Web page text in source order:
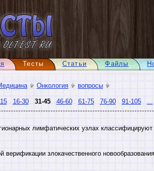
Файлы
Статьи
Тесты
Онкология вопросы
16-30 31-45 46-60 61-75 76-90 91-105
лимфатических узлах классифицируют
злокачественного